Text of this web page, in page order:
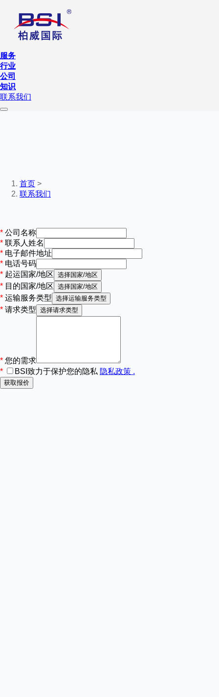
服务
行业
公司
知识
联系我们
首页 >
联系我们
公司名称
联系人姓名
电子邮件地址
电话号码
起运国家/地区 选择国家/地区
目的国家/地区 选择国家/地区
运输服务类型 选择运输服务类型
请求类型 选择请求类型
您的需求
BSI致力于保护您的隐私 隐私政策 .
获取报价